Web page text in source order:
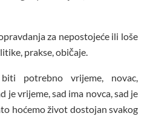
za nepostojeće ili loše
prakse, običaje.
potrebno vrijeme, novac,
je vrijeme, sad ima novca, sad je
hoćemo život dostojan svakog